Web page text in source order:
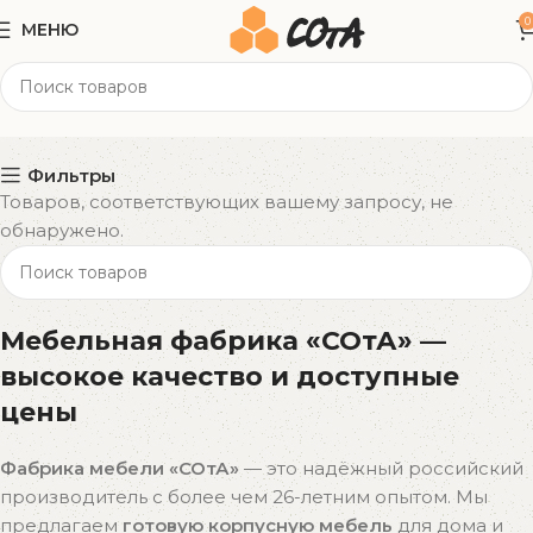
МЕНЮ 0
55x57x81 см
Фильтры
Товаров, соответствующих вашему запросу, не
обнаружено.
Мебельная фабрика «СОтА» —
высокое качество и доступные
цены
Фабрика мебели «СОтА» — это надёжный российский
производитель с более чем 26-летним опытом. Мы
предлагаем готовую корпусную мебель для дома и